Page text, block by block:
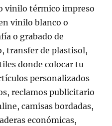
vinilo térmico impreso
vinilo blanco o
o grabado de
transfer de plastisol,
donde colocar tu
personalizados
reclamos publicitario
camisas bordadas,
económicas,